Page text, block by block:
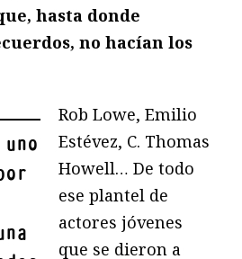
hasta donde
no hacían los
Rob Lowe, Emilio
Estévez, C. Thomas
Howell… De todo
ese plantel de
actores jóvenes
que se dieron a